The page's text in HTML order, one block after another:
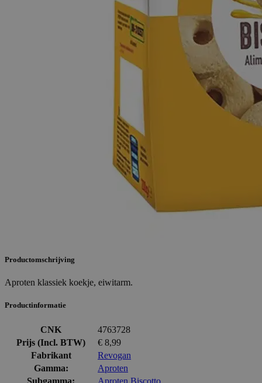
Productomschrijving
Aproten klassiek koekje, eiwitarm.
Productinformatie
CNK
4763728
Prijs (Incl. BTW)
€ 8,99
Fabrikant
Revogan
Gamma:
Aproten